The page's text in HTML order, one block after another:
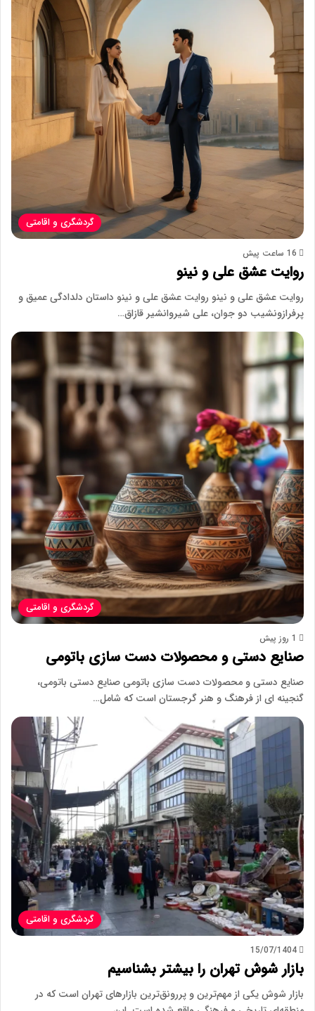
گردشگری و اقامتی
16 ساعت پیش
روایت عشق علی و نینو
روایت عشق علی و نینو روایت عشق علی و نینو داستان دلدادگی عمیق و
پرفرازونشیب دو جوان، علی شیروانشیر قازاق…
گردشگری و اقامتی
1 روز پیش
صنایع دستی و محصولات دست سازی باتومی
صنایع دستی و محصولات دست سازی باتومی صنایع دستی باتومی،
گنجینه ای از فرهنگ و هنر گرجستان است که شامل…
گردشگری و اقامتی
15/07/1404
بازار شوش تهران را بیشتر بشناسیم
بازار شوش یکی از مهم‌ترین و پررونق‌ترین بازارهای تهران است که در